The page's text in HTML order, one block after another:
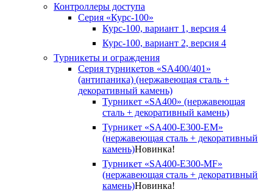
Контроллеры доступа
Серия «Курс-100»
Курс-100, вариант 1, версия 4
Курс-100, вариант 2, версия 4
Турникеты и ограждения
Серия турникетов «SA400/401»
(антипаника) (нержавеющая сталь +
декоративный камень)
Турникет «SA400» (нержавеющая
сталь + декоративный камень)
Турникет «SA400-Е300-EM»
(нержавеющая сталь + декоративный
камень)Новинка!
Турникет «SA400-Е300-MF»
(нержавеющая сталь + декоративный
камень)Новинка!